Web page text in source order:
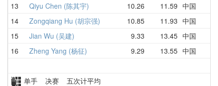
13 Qiyu Chen (陈其宇) 10.26 11.59 中国
14 Zongqiang Hu (胡宗强) 10.85 11.93 中国
15 Jian Wu (吴建) 9.33 13.45 中国
16 Zheng Yang (杨征) 9.29 13.55 中国
单手 决赛 五次计平均